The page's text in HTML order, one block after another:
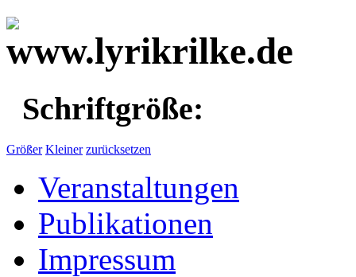
Schriftgröße:
Größer Kleiner zurücksetzen
Veranstaltungen
Publikationen
Impressum